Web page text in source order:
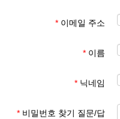
* 이메일 주소
* 이름
* 닉네임
* 비밀번호 찾기 질문/답